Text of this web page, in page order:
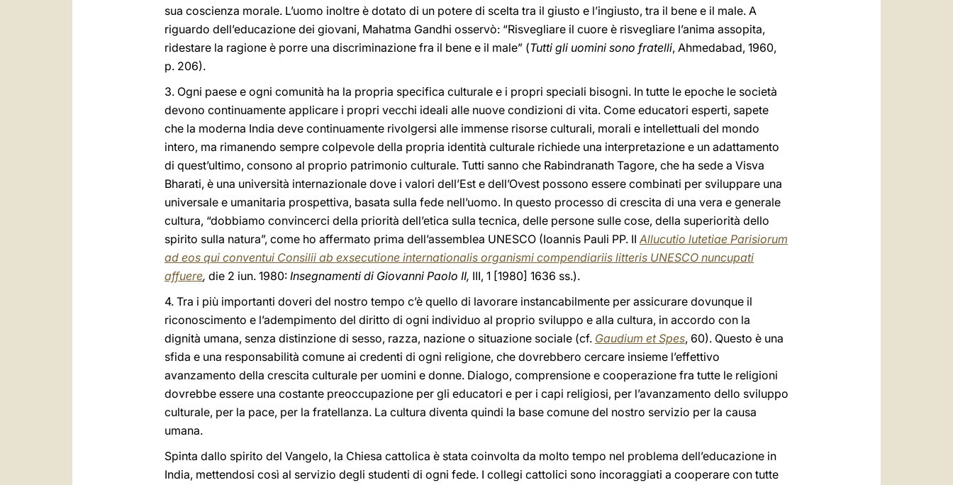
sua coscienza morale. L’uomo inoltre è dotato di un potere di scelta tra il giusto e l’ingiusto, tra il bene e il male. A
riguardo dell’educazione dei giovani, Mahatma Gandhi osservò: “Risvegliare il cuore è risvegliare l’anima assopita,
ridestare la ragione è porre una discriminazione fra il bene e il male” (Tutti gli uomini sono fratelli, Ahmedabad, 1960,
p. 206).
3. Ogni paese e ogni comunità ha la propria specifica culturale e i propri speciali bisogni. In tutte le epoche le società
devono continuamente applicare i propri vecchi ideali alle nuove condizioni di vita. Come educatori esperti, sapete
che la moderna India deve continuamente rivolgersi alle immense risorse culturali, morali e intellettuali del mondo
intero, ma rimanendo sempre colpevole della propria identità culturale richiede una interpretazione e un adattamento
di quest’ultimo, consono al proprio patrimonio culturale. Tutti sanno che Rabindranath Tagore, che ha sede a Visva
Bharati, è una università internazionale dove i valori dell’Est e dell’Ovest possono essere combinati per sviluppare una
universale e umanitaria prospettiva, basata sulla fede nell’uomo. In questo processo di crescita di una vera e generale
cultura, “dobbiamo convincerci della priorità dell’etica sulla tecnica, delle persone sulle cose, della superiorità dello
spirito sulla natura”, come ho affermato prima dell’assemblea UNESCO (Ioannis Pauli PP. II Allucutio lutetiae Parisiorum
ad eos qui conventui Consilii ab exsecutione internationalis organismi compendiariis litteris UNESCO nuncupati
affuere, die 2 iun. 1980: Insegnamenti di Giovanni Paolo II, III, 1 [1980] 1636 ss.).
4. Tra i più importanti doveri del nostro tempo c’è quello di lavorare instancabilmente per assicurare dovunque il
riconoscimento e l’adempimento del diritto di ogni individuo al proprio sviluppo e alla cultura, in accordo con la
dignità umana, senza distinzione di sesso, razza, nazione o situazione sociale (cf. Gaudium et Spes, 60). Questo è una
sfida e una responsabilità comune ai credenti di ogni religione, che dovrebbero cercare insieme l’effettivo
avanzamento della crescita culturale per uomini e donne. Dialogo, comprensione e cooperazione fra tutte le religioni
dovrebbe essere una costante preoccupazione per gli educatori e per i capi religiosi, per l’avanzamento dello sviluppo
culturale, per la pace, per la fratellanza. La cultura diventa quindi la base comune del nostro servizio per la causa
umana.
Spinta dallo spirito del Vangelo, la Chiesa cattolica è stata coinvolta da molto tempo nel problema dell’educazione in
India, mettendosi così al servizio degli studenti di ogni fede. I collegi cattolici sono incoraggiati a cooperare con tutte